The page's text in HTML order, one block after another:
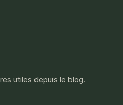
utiles depuis le blog.